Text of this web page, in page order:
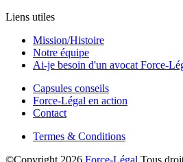
Liens utiles
Mission/Histoire
Notre équipe
Ai-je besoin d'un avocat Force-
Capsules conseils
Force-Légal en action
Contact
Termes & Conditions
©Copyright 2026 Force-Légal Tous